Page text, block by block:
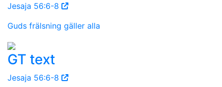
Jesaja 56:6-8
Guds frälsning gäller alla
GT text
Jesaja 56:6-8